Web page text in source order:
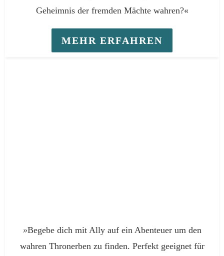
Geheimnis der fremden Mächte wahren?«
MEHR ERFAHREN
»Begebe dich mit Ally auf ein Abenteuer um den
wahren Thronerben zu finden. Perfekt geeignet für